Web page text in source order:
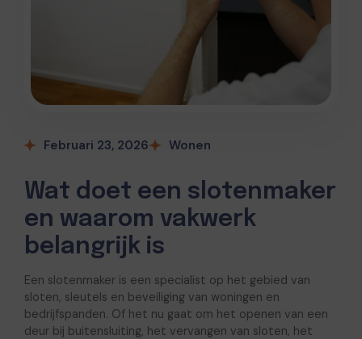
Februari 23, 2026 Wonen
Wat doet een slotenmaker
en waarom vakwerk
belangrijk is
Een slotenmaker is een specialist op het gebied van
sloten, sleutels en beveiliging van woningen en
bedrijfspanden. Of het nu gaat om het openen van een
deur bij buitensluiting, het vervangen van sloten, het